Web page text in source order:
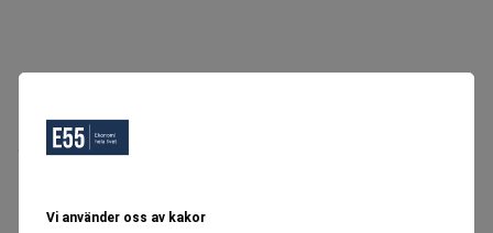
Vi använder oss av kakor
Oops, Ett fel inträffade.